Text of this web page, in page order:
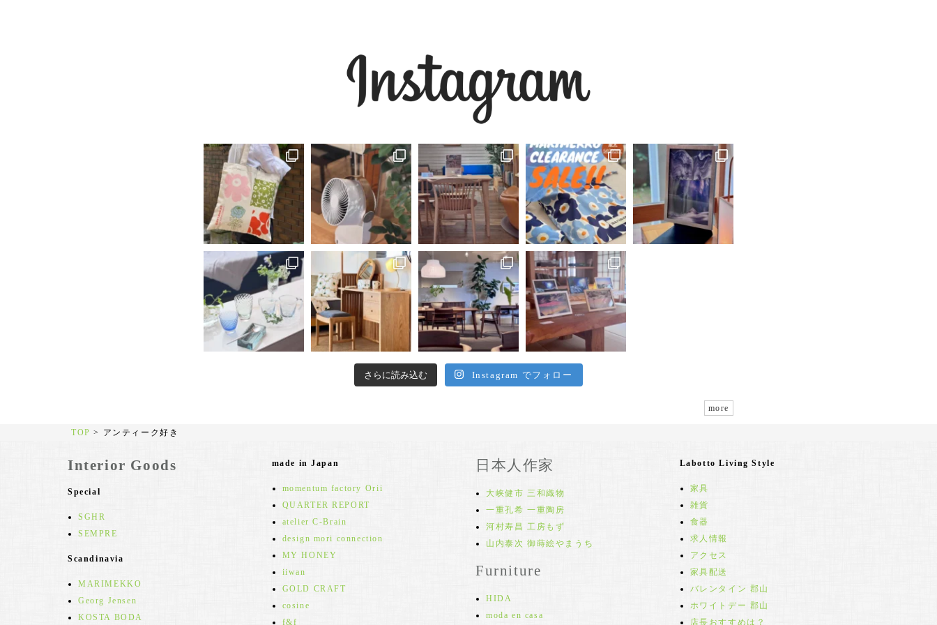
さらに読み込む Instagram でフォロー
more
TOP > アンティーク好き
Interior Goods
Special
SGHR
SEMPRE
Scandinavia
MARIMEKKO
Georg Jensen
KOSTA BODA
made in Japan
momentum factory Orii
QUARTER REPORT
atelier C-Brain
design mori connection
MY HONEY
iiwan
GOLD CRAFT
cosine
f&f
日本人作家
大峡健市 三和織物
一重孔希 一重陶房
河村寿昌 工房もず
山内泰次 御蒔絵やまうち
Furniture
HIDA
moda en casa
Labotto Living Style
家具
雑貨
食器
求人情報
アクセス
家具配送
バレンタイン 郡山
ホワイトデー 郡山
店長おすすめは？